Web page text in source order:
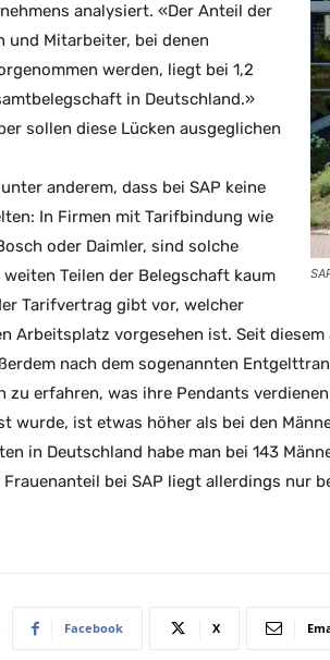
analysiert. «Der Anteil der
und Mitarbeiter, bei denen
werden, liegt bei 1,2
in Deutschland.»
sollen diese Lücken ausgeglichen
anderem, dass bei SAP keine
In Firmen mit Tarifbindung wie
oder Daimler, sind solche
Teilen der Belegschaft kaum
Tarifvertrag gibt vor, welcher
Arbeitsplatz vorgesehen ist. Seit
nach dem sogenannten
zu erfahren, was ihre Pendants
wurde, ist etwas höher als bei den
in Deutschland habe man bei 143
bei SAP liegt allerdings nur
Facebook X